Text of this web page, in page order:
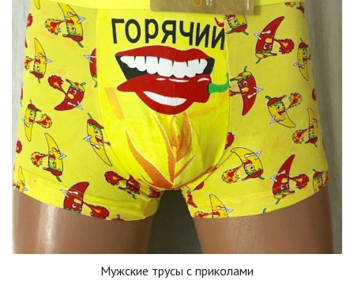
Мужские трусы с приколами